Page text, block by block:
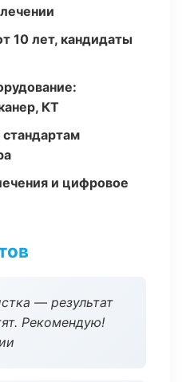
10 лет, кандидаты
КТ
и цифровое
— результат
Рекомендую!